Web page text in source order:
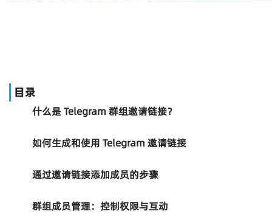
目录
什么是 Telegram 群组邀请链接？
如何生成和使用 Telegram 邀请链接
通过邀请链接添加成员的步骤
群组成员管理：控制权限与互动